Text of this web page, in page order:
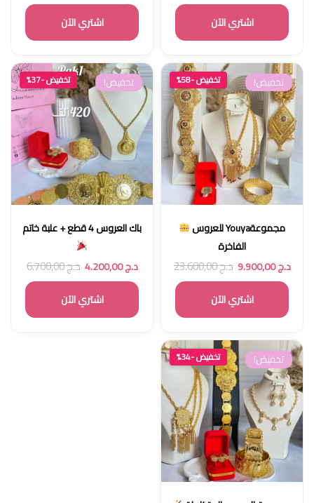
اشتري الآن اشتري الآن
تخفيض! تخفيض -58%
مجموعةYouya للعروس
الفاخرة
د.ج9.900,00 د.ج23.600,00
اشتري الآن
تخفيض! تخفيض -37%
باك العروس 4 قطع + علبة خاتم
د.ج4.200,00 د.ج6.700,00
اشتري الآن
تخفيض! تخفيض -34%